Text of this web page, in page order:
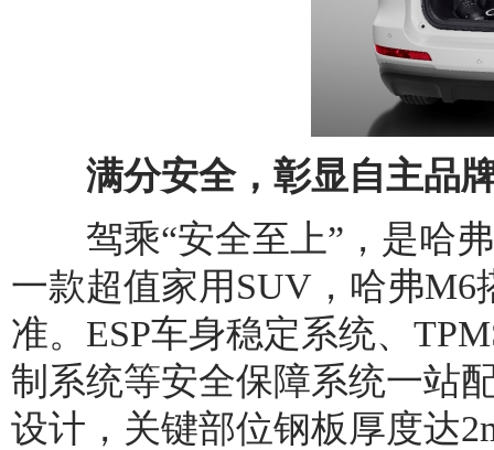
满分安全，彰显自主品牌
驾乘“安全至上”，是哈弗
一款超值家用SUV，哈弗
准。ESP车身稳定系统、
制系统等安全保障系统一站
设计，关键部位钢板厚度达